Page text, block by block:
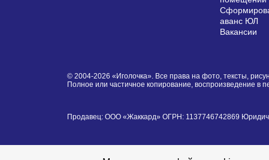
аванс ЮЛ
Вакансии
© 2004-2026 «Иголочка». Все права на фото, тексты,
Полное или частичное копирование, воспроизведение
Продавец: ООО «Жаккард» ОГРН: 1137746742869